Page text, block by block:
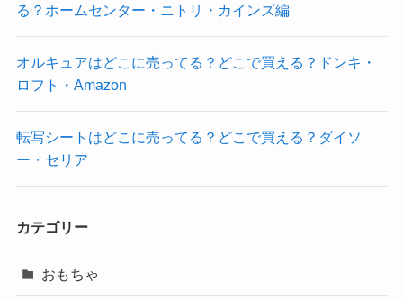
る？ホームセンター・ニトリ・カインズ編
オルキュアはどこに売ってる？どこで買える？ドンキ・
ロフト・Amazon
転写シートはどこに売ってる？どこで買える？ダイソ
ー・セリア
カテゴリー
おもちゃ